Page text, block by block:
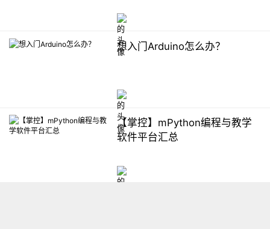
想入门Arduino怎么办？
【掌控】mPython编程与教学
软件平台汇总